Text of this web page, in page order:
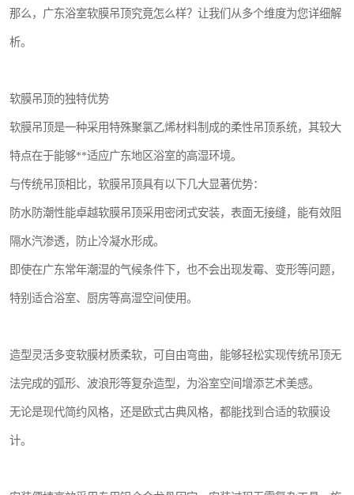
那么，广东浴室软膜吊顶究竟怎么样？让我们从多个维度为您详细解
析。
软膜吊顶的独特优势
软膜吊顶是一种采用特殊聚氯乙烯材料制成的柔性吊顶系统，其较大
特点在于能够**适应广东地区浴室的高湿环境。
与传统吊顶相比，软膜吊顶具有以下几大显著优势：
防水防潮性能卓越软膜吊顶采用密闭式安装，表面无接缝，能有效阻
隔水汽渗透，防止冷凝水形成。
即使在广东常年潮湿的气候条件下，也不会出现发霉、变形等问题，
特别适合浴室、厨房等高湿空间使用。
造型灵活多变软膜材质柔软，可自由弯曲，能够轻松实现传统吊顶无
法完成的弧形、波浪形等复杂造型，为浴室空间增添艺术美感。
无论是现代简约风格，还是欧式古典风格，都能找到合适的软膜设
计。